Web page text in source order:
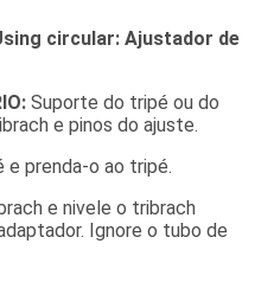
circular: Ajustador de
Suporte do tripé ou do
e pinos do ajuste.
e prenda-o ao tripé.
e nivele o tribrach
Ignore o tubo de